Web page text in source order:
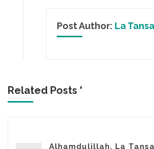
Post Author: La Tansa
Related Posts '
Alhamdulillah, La